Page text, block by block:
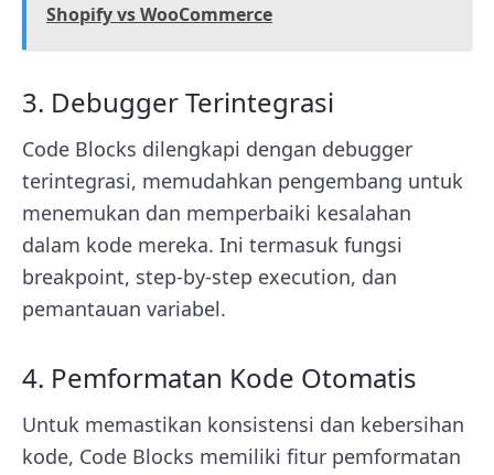
Shopify vs WooCommerce
3. Debugger Terintegrasi
Code Blocks dilengkapi dengan debugger
terintegrasi, memudahkan pengembang untuk
menemukan dan memperbaiki kesalahan
dalam kode mereka. Ini termasuk fungsi
breakpoint, step-by-step execution, dan
pemantauan variabel.
4. Pemformatan Kode Otomatis
Untuk memastikan konsistensi dan kebersihan
kode, Code Blocks memiliki fitur pemformatan